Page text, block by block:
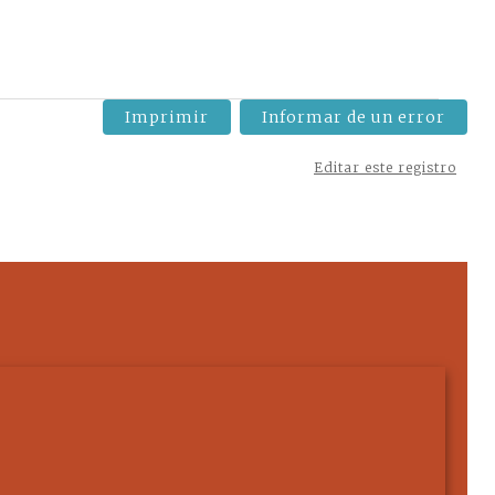
Imprimir Informar de un error
Editar este registro